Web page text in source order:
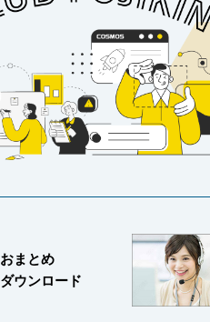
おまとめ
ダウンロード